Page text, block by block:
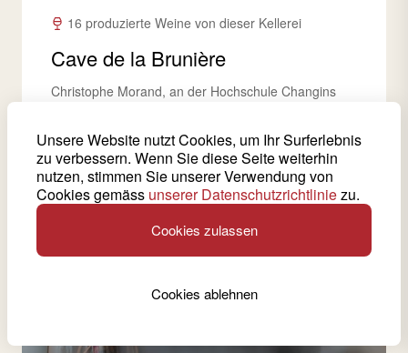
16 produzierte Weine von dieser Kellerei
Cave de la Brunière
Christophe Morand, an der Hochschule Changins
Zusammen mit seinem Vater Claude-Alain
bewirtschaftet er die eigenen Weinberge, deren
gesamte Ernte sie selbst keltern.
Siehe Weinkeller
Unsere Website nutzt Cookies, um Ihr Surferlebnis
zu verbessern. Wenn Sie diese Seite weiterhin
nutzen, stimmen Sie unserer Verwendung von
Cookies gemäss unserer Datenschutzrichtliniezu.
Cookies zulassen
Cookies ablehnen